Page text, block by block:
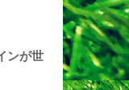
ンが世